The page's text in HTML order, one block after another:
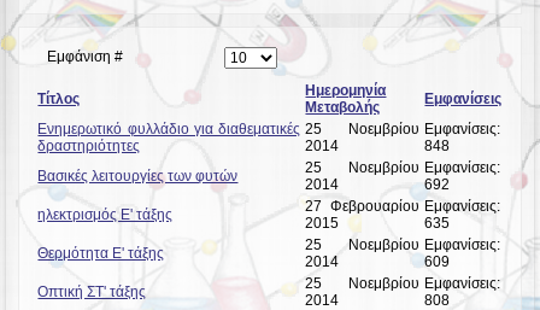
Εμφάνιση #
Τίτλος
Ημερομηνία
Μεταβολής
Εμφανίσεις
Ενημερωτικό φυλλάδιο για διαθεματικές
δραστηριότητες
25 Νοεμβρίου
2014
Εμφανίσεις:
848
Βασικές λειτουργίες των φυτών
25 Νοεμβρίου
2014
Εμφανίσεις:
692
ηλεκτρισμός Ε' τάξης
27 Φεβρουαρίου
2015
Εμφανίσεις:
635
Θερμότητα Ε' τάξης
25 Νοεμβρίου
2014
Εμφανίσεις:
609
Οπτική ΣΤ' τάξης
25 Νοεμβρίου
2014
Εμφανίσεις:
808